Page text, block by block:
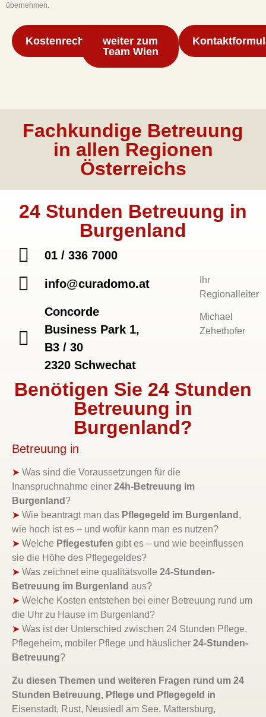
übernehmen.
Kostenrechner
weiter zum
Team Wien
Fachkundige Betreuung
in allen Regionen
Österreichs
24 Stunden Betreuung in
Burgenland
01 / 336 7000
info@curadomo.at
Concorde
Business Park 1,
B3 / 30
2320 Schwechat
Ihr
Regionalleiter
Michael
Zehethofer
Benötigen Sie 24 Stunden
Betreuung in
Burgenland?
Betreuung in
➤ Was sind die Voraussetzungen für die
Inanspruchnahme einer 24h-Betreuung im
Burgenland ?
➤ Wie beantragt man das Pflegegeld im Burgenland ,
wie hoch ist es – und wofür kann man es nutzen?
➤ Welche Pflegestufen gibt es – und wie beeinflussen
sie die Höhe des Pflegegeldes?
➤ Was zeichnet eine qualitätsvolle 24-Stunden-
Betreuung im Burgenland aus?
➤ Welche Kosten entstehen bei einer Betreuung rund um
die Uhr zu Hause im Burgenland?
➤ Was ist der Unterschied zwischen 24 Stunden Pflege,
Pflegeheim, mobiler Pflege und häuslicher 24-Stunden-
Betreuung?
Zu diesen Themen und weiteren Fragen rund um 24
Stunden Betreuung, Pflege und Pflegegeld in
Eisenstadt, Rust, Neusiedl am See, Mattersburg,